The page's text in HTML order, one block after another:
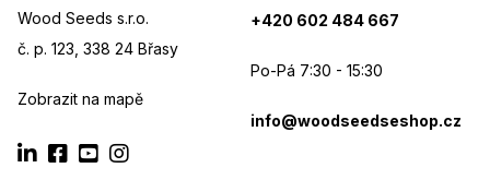
Wood Seeds s.r.o.
č. p. 123, 338 24 Břasy
Zobrazit na mapě
+420 602 484 667
Po-Pá 7:30 - 15:30
info@woodseedseshop.cz